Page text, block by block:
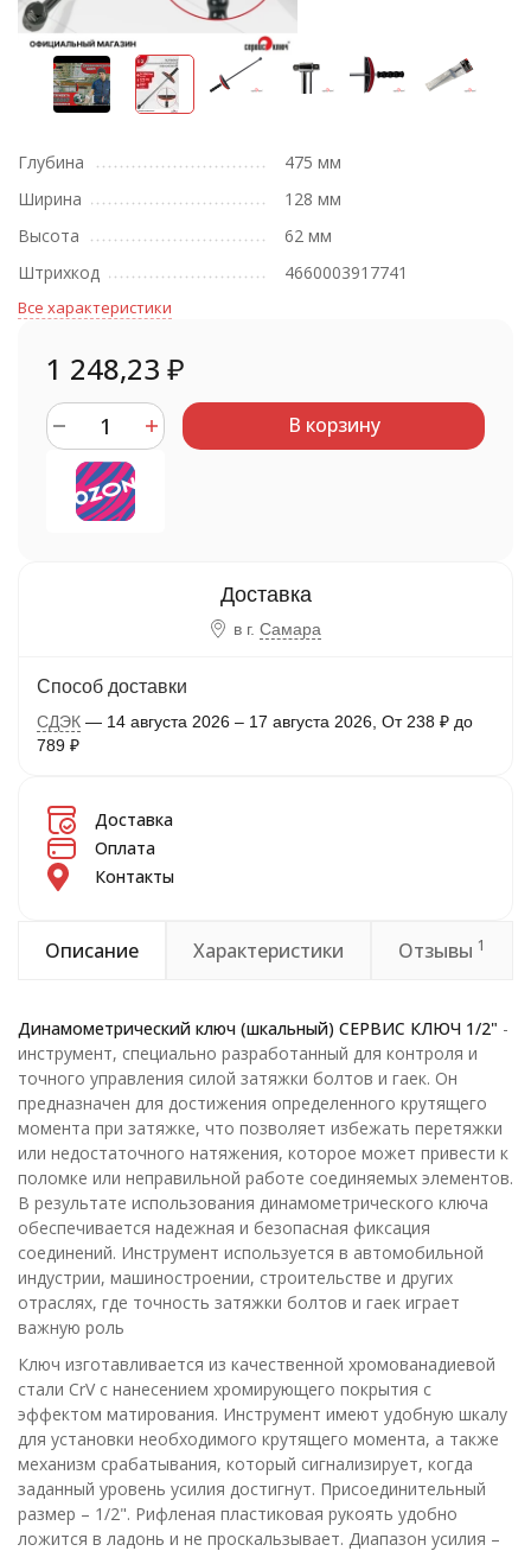
Глубина
475 мм
Ширина
128 мм
Высота
62 мм
Штрихкод
4660003917741
Все характеристики
1 248,23 ₽
В корзину
в г. Самара
Способ доставки
СДЭК 14 августа 2026 – 17 августа 2026 От 238 ₽ до
789 ₽
Доставка
Оплата
Контакты
Описание Характеристики Отзывы 1
Динамометрический ключ (шкальный) СЕРВИС КЛЮЧ 1/2" -
инструмент, специально разработанный для контроля и
точного управления силой затяжки болтов и гаек. Он
предназначен для достижения определенного крутящего
момента при затяжке, что позволяет избежать перетяжки
или недостаточного натяжения, которое может привести к
поломке или неправильной работе соединяемых элементов.
В результате использования динамометрического ключа
обеспечивается надежная и безопасная фиксация
соединений. Инструмент используется в автомобильной
индустрии, машиностроении, строительстве и других
отраслях, где точность затяжки болтов и гаек играет
важную роль
Ключ изготавливается из качественной хромованадиевой
стали CrV c нанесением хромирующего покрытия с
эффектом матирования. Инструмент имеют удобную шкалу
для установки необходимого крутящего момента, а также
механизм срабатывания, который сигнализирует, когда
заданный уровень усилия достигнут. Присоединительный
размер – 1/2". Рифленая пластиковая рукоять удобно
ложится в ладонь и не проскальзывает. Диапазон усилия –